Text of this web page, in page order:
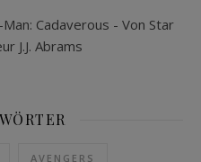
Cadaverous - Von Star
J.J. Abrams
AVENGERS